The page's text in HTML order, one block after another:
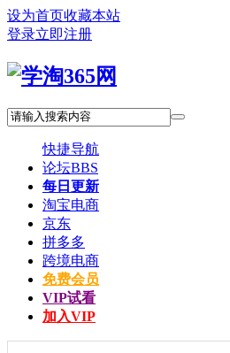
设为首页收藏本站
登录立即注册
快捷导航
论坛BBS
每日更新
淘宝电商
京东
拼多多
跨境电商
免费会员
VIP试看
加入VIP